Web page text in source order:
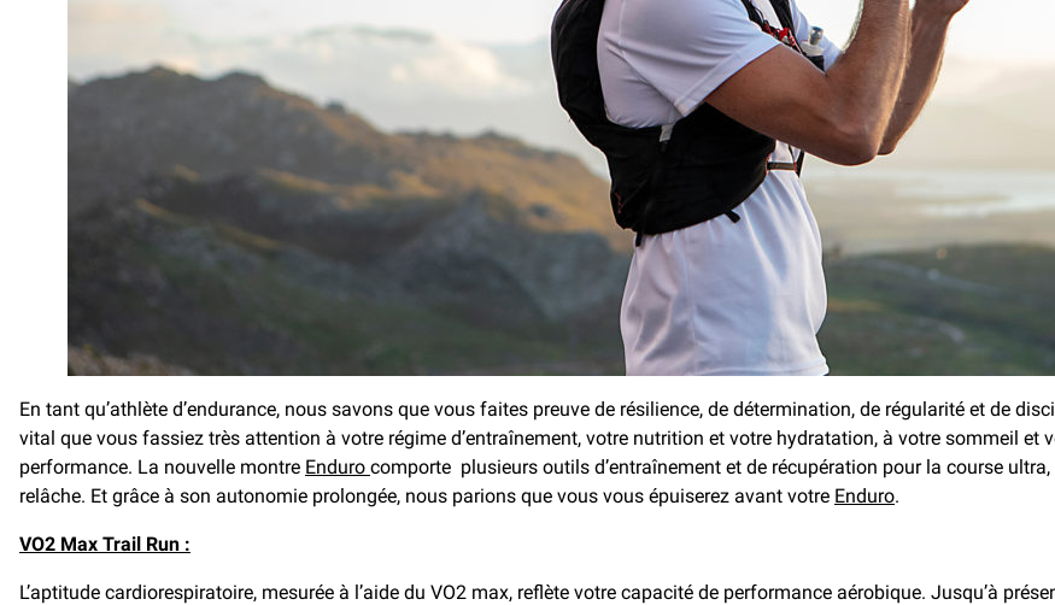
En tant qu’athlète d’endurance, nous savons que vous faites preuve de résilience, de détermination, de régularité et de
vital que vous fassiez très attention à votre régime d’entraînement, votre nutrition et votre hydratation, à votre sommeil et
performance. La nouvelle montre Enduro comporte plusieurs outils d’entraînement et de récupération pour la course
relâche. Et grâce à son autonomie prolongée, nous parions que vous vous épuiserez avant votre Enduro.
VO2 Max Trail Run :
L’aptitude cardiorespiratoire, mesurée à l’aide du VO2 max, reflète votre capacité de performance aérobique. Jusqu’à